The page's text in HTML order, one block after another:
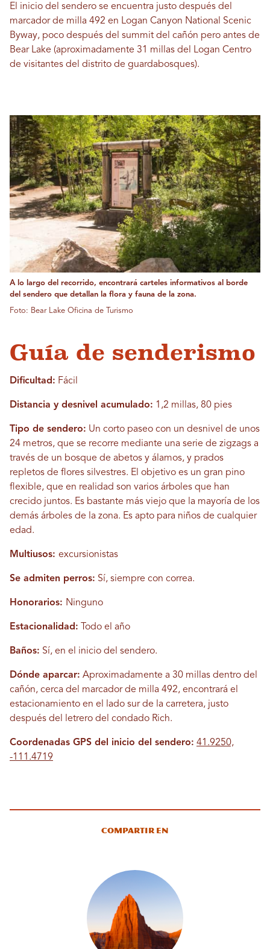
El inicio del sendero se encuentra justo después del
marcador de milla 492 en Logan Canyon National Scenic
Byway, poco después del summit del cañón pero antes de
Bear Lake (aproximadamente 31 millas del Logan Centro
de visitantes del distrito de guardabosques).
A lo largo del recorrido, encontrará carteles informativos al borde
del sendero que detallan la flora y fauna de la zona.
Foto: Bear Lake Oficina de Turismo
Guía de senderismo
Dificultad: Fácil
Distancia y desnivel acumulado: 1,2 millas, 80 pies
Tipo de sendero: Un corto paseo con un desnivel de unos
24 metros, que se recorre mediante una serie de zigzags a
través de un bosque de abetos y álamos, y prados
repletos de flores silvestres. El objetivo es un gran pino
flexible, que en realidad son varios árboles que han
crecido juntos. Es bastante más viejo que la mayoría de los
demás árboles de la zona. Es apto para niños de cualquier
edad.
Multiusos: excursionistas
Se admiten perros: Sí, siempre con correa.
Honorarios: Ninguno
Estacionalidad: Todo el año
Baños: Sí, en el inicio del sendero.
Dónde aparcar: Aproximadamente a 30 millas dentro del
cañón, cerca del marcador de milla 492, encontrará el
estacionamiento en el lado sur de la carretera, justo
después del letrero del condado Rich.
Coordenadas GPS del inicio del sendero: 41.9250,
-111.4719
Compartir en